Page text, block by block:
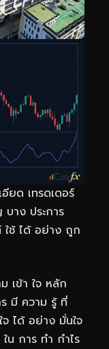
ยด เทรดเดอร์
าง ประการ
ใช้ ได้ อย่าง ถูก
เข้า ใจ หลัก
มี ความ รู้ ที่
ได้ อย่าง มั่นใจ
น การ ทำ กำไร